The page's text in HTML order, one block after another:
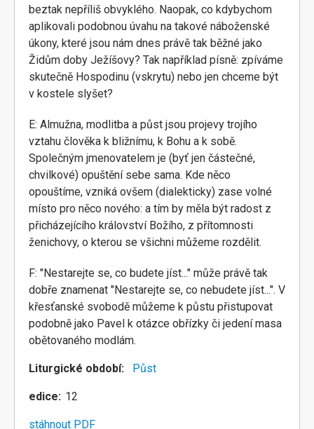
beztak nepříliš obvyklého. Naopak, co kdybychom
aplikovali podobnou úvahu na takové náboženské
úkony, které jsou nám dnes právě tak běžné jako
Židům doby Ježíšovy? Tak například písně: zpíváme
skutečně Hospodinu (vskrytu) nebo jen chceme být
v kostele slyšet?
E: Almužna, modlitba a půst jsou projevy trojího
vztahu člověka k bližnímu, k Bohu a k sobě.
Společným jmenovatelem je (byť jen částečné,
chvilkové) opuštění sebe sama. Kde něco
opouštíme, vzniká ovšem (dialekticky) zase volné
místo pro něco nového: a tím by měla být radost z
přicházejícího království Božího, z přítomnosti
ženichovy, o kterou se všichni můžeme rozdělit.
F: "Nestarejte se, co budete jíst..." může právě tak
dobře znamenat "Nestarejte se, co nebudete jíst...". V
křesťanské svobodě můžeme k půstu přistupovat
podobně jako Pavel k otázce obřízky či jedení masa
obětovaného modlám.
Liturgické období Půst
edice 12
stáhnout PDF